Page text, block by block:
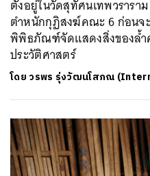
ตั้งอยู่ในวัดสุทัศนเทพวรารา
ตำหนักกุฏิสงฆ์คณะ 6 ก่อนจ
พิพิธภัณฑ์จัดแสดงสิ่งของล้ำ
ประวัติศาสตร์
โดยวรพร รุ่งวัฒนโสภณ